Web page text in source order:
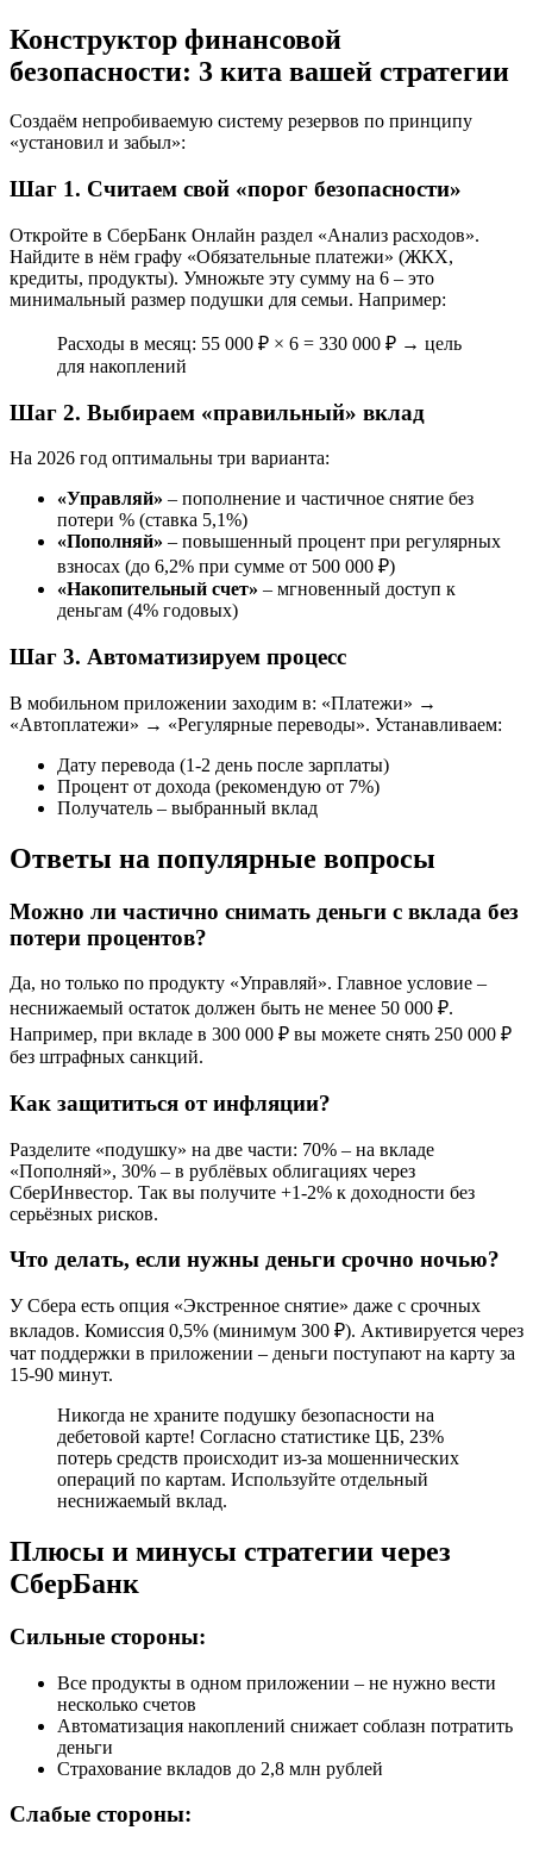
Конструктор финансовой
безопасности: 3 кита вашей стратегии
Создаём непробиваемую систему резервов по принципу
«установил и забыл»:
Шаг 1. Считаем свой «порог безопасности»
Откройте в СберБанк Онлайн раздел «Анализ расходов».
Найдите в нём графу «Обязательные платежи» (ЖКХ,
кредиты, продукты). Умножьте эту сумму на 6 – это
минимальный размер подушки для семьи. Например:
Расходы в месяц: 55 000 ₽ × 6 = 330 000 ₽ → цель
для накоплений
Шаг 2. Выбираем «правильный» вклад
На 2026 год оптимальны три варианта:
«Управляй» – пополнение и частичное снятие без
потери % (ставка 5,1%)
«Пополняй» – повышенный процент при регулярных
взносах (до 6,2% при сумме от 500 000 ₽)
«Накопительный счет» – мгновенный доступ к
деньгам (4% годовых)
Шаг 3. Автоматизируем процесс
В мобильном приложении заходим в: «Платежи» →
«Автоплатежи» → «Регулярные переводы». Устанавливаем:
Дату перевода (1-2 день после зарплаты)
Процент от дохода (рекомендую от 7%)
Получатель – выбранный вклад
Ответы на популярные вопросы
Можно ли частично снимать деньги с вклада без
потери процентов?
Да, но только по продукту «Управляй». Главное условие –
неснижаемый остаток должен быть не менее 50 000 ₽.
Например, при вкладе в 300 000 ₽ вы можете снять 250 000 ₽
без штрафных санкций.
Как защититься от инфляции?
Разделите «подушку» на две части: 70% – на вкладе
«Пополняй», 30% – в рублёвых облигациях через
СберИнвестор. Так вы получите +1-2% к доходности без
серьёзных рисков.
Что делать, если нужны деньги срочно ночью?
У Сбера есть опция «Экстренное снятие» даже с срочных
вкладов. Комиссия 0,5% (минимум 300 ₽). Активируется через
чат поддержки в приложении – деньги поступают на карту за
15-90 минут.
Никогда не храните подушку безопасности на
дебетовой карте! Согласно статистике ЦБ, 23%
потерь средств происходит из-за мошеннических
операций по картам. Используйте отдельный
неснижаемый вклад.
Плюсы и минусы стратегии через
СберБанк
Сильные стороны:
Все продукты в одном приложении – не нужно вести
несколько счетов
Автоматизация накоплений снижает соблазн потратить
деньги
Страхование вкладов до 2,8 млн рублей
Слабые стороны: